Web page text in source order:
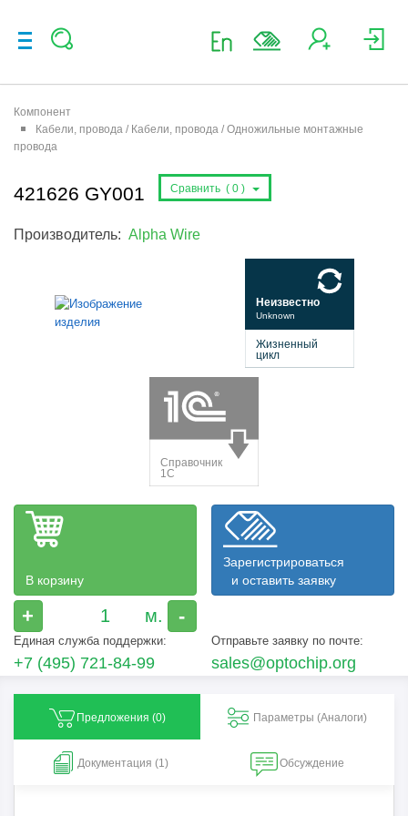
Компонент
Кабели, провода / Кабели, провода / Одножильные монтажные
провода
421626 GY001 Сравнить ( 0 )
Производитель: Alpha Wire
В корзину
+ -
Зарегистрироваться
и оставить заявку
Единая служба поддержки:
+7 (495) 721-84-99
Отправьте заявку по почте:
sales@optochip.org
Предложения (0) Параметры (Aналоги)
Документация (1) Обсуждение